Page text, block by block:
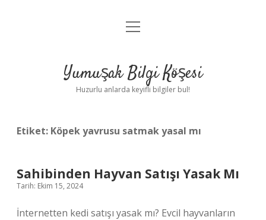
Anasayfa
Yasal Uyarı
menüyü
Yumuşak Bilgi Köşesi
Huzurlu anlarda keyifli bilgiler bul!
Etiket: Köpek yavrusu satmak yasal mı
Sahibinden Hayvan Satışı Yasak Mı
Tarih: Ekim 15, 2024
İnternetten kedi satışı yasak mı? Evcil hayvanların